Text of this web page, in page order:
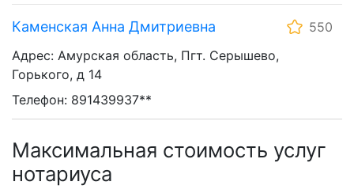
Каменская Анна Дмитриевна
550
Адрес: Амурская область, Пгт. Серышево,
Горького, д 14
Телефон: 891439937**
Максимальная стоимость услуг
нотариуса